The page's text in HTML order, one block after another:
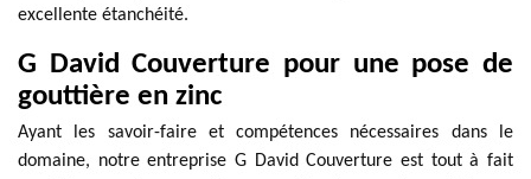
excellente étanchéité.
G David Couverture pour une pose de
gouttière en zinc
Ayant les savoir-faire et compétences nécessaires dans le
domaine, notre entreprise G David Couverture est tout à fait